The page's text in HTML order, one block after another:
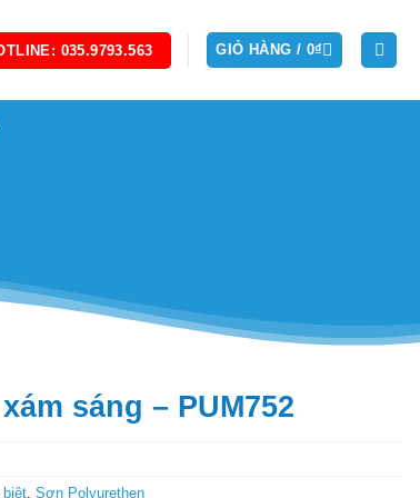
035.9793.563 GIỎ HÀNG / 0₫
sáng – PUM752
, Sơn Polyurethen